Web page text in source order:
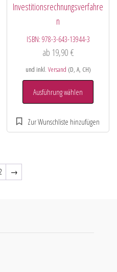
Investitionsrechnungsverfahre
n
ISBN: 978-3-643-13944-3
ab 19,90 €
und inkl. Versand (D, A, CH)
Ausführung wählen
→